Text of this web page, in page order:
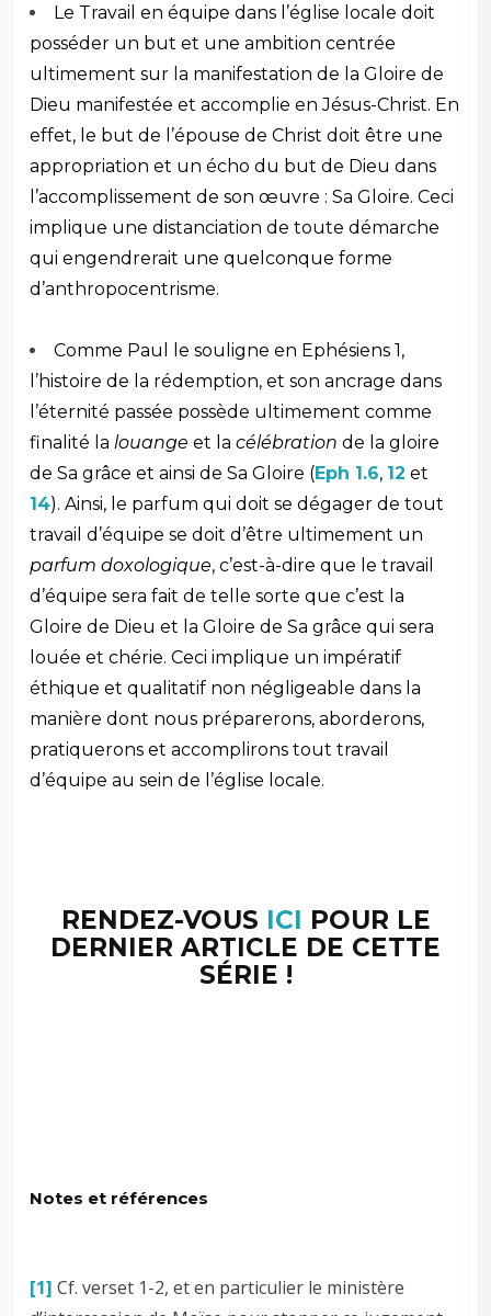
Le Travail en équipe dans l’église locale doit
posséder un but et une ambition centrée
ultimement sur la manifestation de la Gloire de
Dieu manifestée et accomplie en Jésus-Christ. En
effet, le but de l’épouse de Christ doit être une
appropriation et un écho du but de Dieu dans
l’accomplissement de son œuvre : Sa Gloire. Ceci
implique une distanciation de toute démarche
qui engendrerait une quelconque forme
d’anthropocentrisme.
Comme Paul le souligne en Ephésiens 1,
l’histoire de la rédemption, et son ancrage dans
l’éternité passée possède ultimement comme
finalité la louangeet lacélébration de la gloire
de Sa grâce et ainsi de Sa Gloire (Eph 1.6, 12 et
14). Ainsi, le parfum qui doit se dégager de tout
travail d’équipe se doit d’être ultimement un
parfum doxologique, c’est-à-dire que le travail
d’équipe sera fait de telle sorte que c’est la
Gloire de Dieu et la Gloire de Sa grâce qui sera
louée et chérie. Ceci implique un impératif
éthique et qualitatif non négligeable dans la
manière dont nous préparerons, aborderons,
pratiquerons et accomplirons tout travail
d’équipe au sein de l’église locale.
RENDEZ-VOUS ICI POUR LE
DERNIER ARTICLE DE CETTE
SÉRIE !
Notes et références
[1] Cf. verset 1-2, et en particulier le ministère